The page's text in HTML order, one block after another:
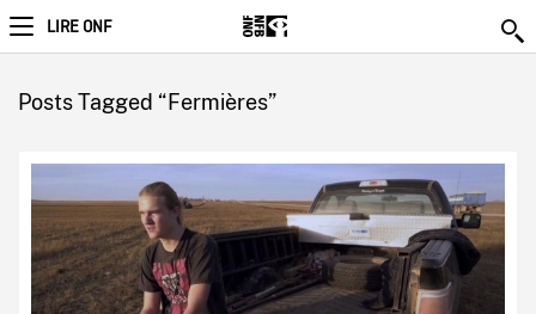
LIRE ONF
Posts Tagged “Fermières”